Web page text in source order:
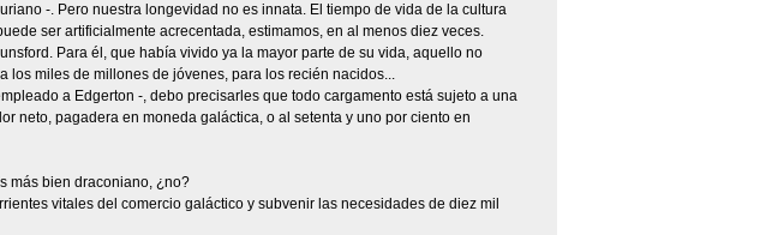
-. Pero nuestra longevidad no es innata. El tiempo de vida de la cultura
ser artificialmente acrecentada, estimamos, en al menos diez veces.
Para él, que había vivido ya la mayor parte de su vida, aquello no
los miles de millones de jóvenes, para los recién nacidos...
a Edgerton -, debo precisarles que todo cargamento está sujeto a una
neto, pagadera en moneda galáctica, o al setenta y uno por ciento en
más bien draconiano, ¿no?
vitales del comercio galáctico y subvenir las necesidades de diez mil